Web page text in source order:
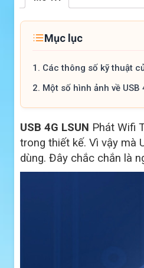
Mục lục
1. Các thông số kỹ thuật
2. Một số hình ảnh về USB
USB 4G LSUN Phát Wifi
trong thiết kế. Vì vậy mà
dùng. Đây chắc chắn là